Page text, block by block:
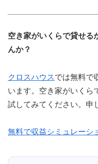
空き家がいくらで貸せる
んか？
クロスハウスでは無料で
います。空き家がいくら
試してみてください。申
無料で収益シミュレーシ